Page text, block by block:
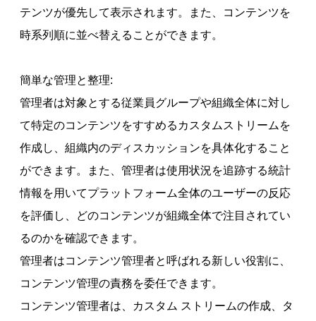
テンツが優先して表示されます。また、コンテンツを
時系列順に並べ替えることができます。
簡単な管理と整理:
管理者は対象とする従業員グループや組織全体に対し
て特定のコンテンツをすすめるカスタムストリームを
作成し、組織内のディスカッションを具体化すること
ができます。また、管理者は使用状況を追跡する統計
情報を用いてプラットフォーム全体のユーザーの反応
を評価し、どのコンテンツが組織全体で注目されてい
るのかを確認できます。
管理者はコンテンツ管理者と呼ばれる新しい役割に、
コンテンツ管理の責務を委任できます。
コンテンツ管理者は、カスタム ストリームの作成、タ